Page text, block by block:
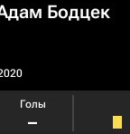
Бодцек
Голы
–